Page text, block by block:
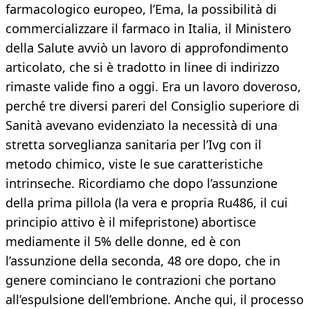
farmacologico europeo, l’Ema, la possibilità di
commercializzare il farmaco in Italia, il Ministero
della Salute avviò un lavoro di approfondimento
articolato, che si è tradotto in linee di indirizzo
rimaste valide fino a oggi. Era un lavoro doveroso,
perché tre diversi pareri del Consiglio superiore di
Sanità avevano evidenziato la necessità di una
stretta sorveglianza sanitaria per l’Ivg con il
metodo chimico, viste le sue caratteristiche
intrinseche. Ricordiamo che dopo l’assunzione
della prima pillola (la vera e propria Ru486, il cui
principio attivo è il mifepristone) abortisce
mediamente il 5% delle donne, ed è con
l’assunzione della seconda, 48 ore dopo, che in
genere cominciano le contrazioni che portano
all’espulsione dell’embrione. Anche qui, il processo